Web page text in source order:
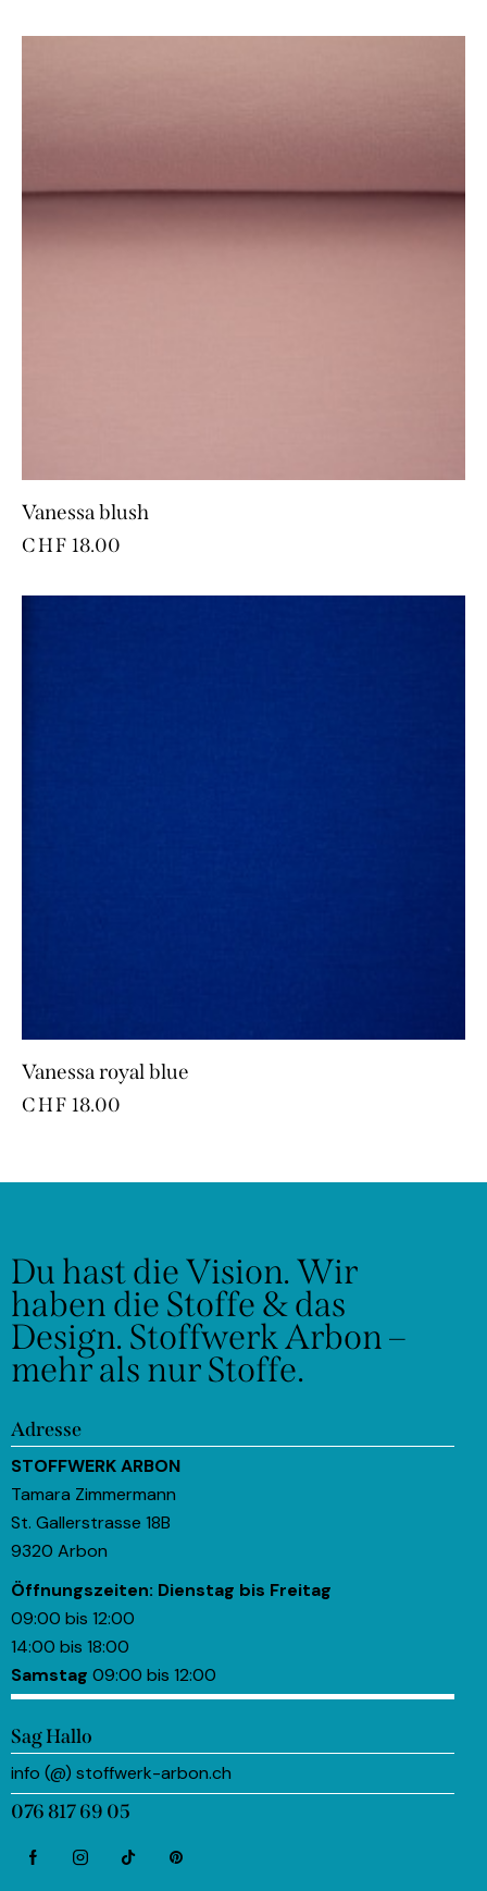
Vanessa blush
CHF 18.00
Vanessa royal blue
CHF 18.00
Du hast die Vision.Wir
haben die Stoffe & das
Design. Stoffwerk Arbon –
mehr als nur Stoffe.
Adresse
STOFFWERK ARBON
Tamara Zimmermann
St. Gallerstrasse 18B
9320 Arbon
Öffnungszeiten: Dienstag bis Freitag
09:00 bis 12:00
14:00 bis 18:00
Samstag 09:00 bis 12:00
Sag Hallo
info (@) stoffwerk-arbon.ch
076 817 69 05